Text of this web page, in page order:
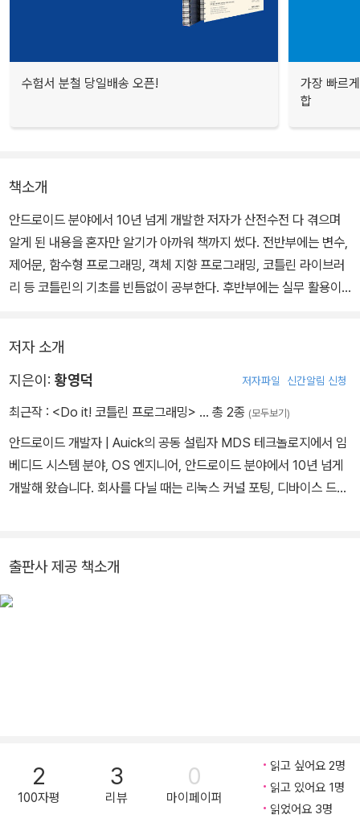
수험서 분철 당일배송 오픈!
가장 빠르
합
책소개
안드로이드 분야에서 10년 넘게 개발한 저자가 산전수전 다 겪으며
알게 된 내용을 혼자만 알기가 아까워 책까지 썼다. 전반부에는 변수,
제어문, 함수형 프로그래밍, 객체 지향 프로그래밍, 코틀린 라이브러
리 등 코틀린의 기초를 빈틈없이 공부한다. 후반부에는 실무 활용이
저자 소개
지은이: 황영덕 저자파일 신간알림 신청
최근작 : <Do it! 코틀린 프로그래밍> … 총 2종 (모두보기)
안드로이드 개발자 | Auick의 공동 설립자 MDS 테크놀로지에서 임
베디드 시스템 분야, OS 엔지니어, 안드로이드 분야에서 10년 넘게
개발해 왔습니다. 회사를 다닐 때는 리눅스 커널 포팅, 디바이스 드라
재는 개발 지식과 강의 경험을 바탕으로 IT 관련 콘텐츠를 제작하고,
스타트업 Auick의 공동 설립자로서 활동하고 있습니다.
출판사 제공 책소개
2
100자평
3
리뷰
0
마이페이퍼
읽고 싶어요 2명
읽고 있어요 1명
읽었어요 3명